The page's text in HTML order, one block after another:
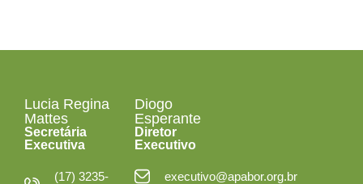
Lucia Regina
Mattes
Secretária
Executiva
(17) 3235-
Diogo
Esperante
Diretor
Executivo
executivo@apabor.org.br